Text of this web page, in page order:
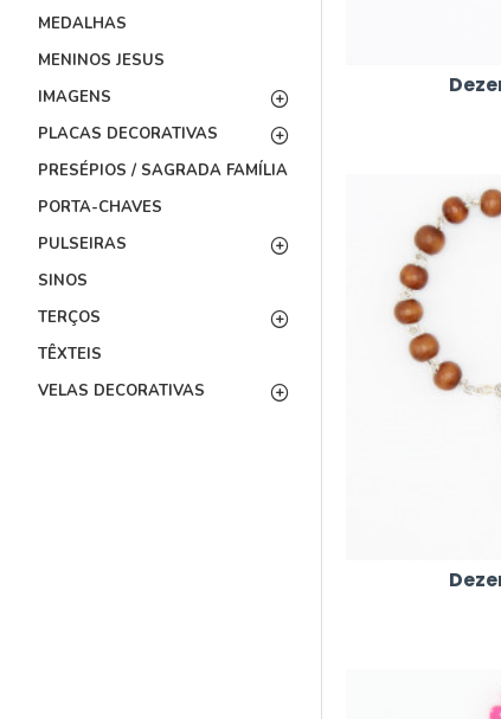
MEDALHAS
MENINOS JESUS
IMAGENS
PLACAS DECORATIVAS
PRESÉPIOS / SAGRADA FAMÍLIA
PORTA-CHAVES
PULSEIRAS
SINOS
TERÇOS
TÊXTEIS
VELAS DECORATIVAS